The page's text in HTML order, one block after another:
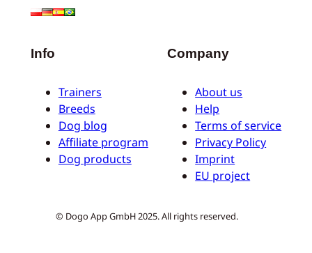
Info
Trainers
Breeds
Dog blog
Affiliate program
Dog products
Company
About us
Help
Terms of service
Privacy Policy
Imprint
EU project
© Dogo App GmbH 2025. All rights reserved.